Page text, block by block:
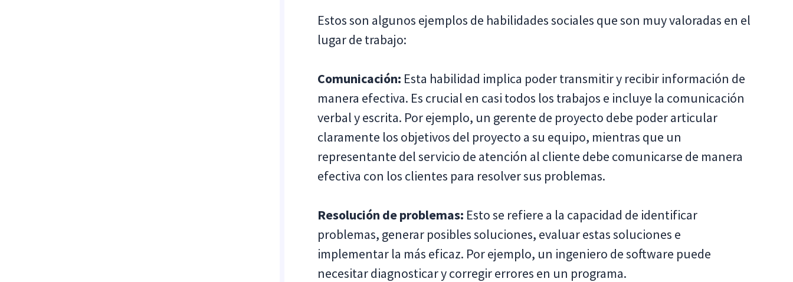
Estos son algunos ejemplos de habilidades sociales que son muy valoradas en el
lugar de trabajo:
Comunicación: Esta habilidad implica poder transmitir y recibir información de
manera efectiva. Es crucial en casi todos los trabajos e incluye la comunicación
verbal y escrita. Por ejemplo, un gerente de proyecto debe poder articular
claramente los objetivos del proyecto a su equipo, mientras que un
representante del servicio de atención al cliente debe comunicarse de manera
efectiva con los clientes para resolver sus problemas.
Resolución de problemas: Esto se refiere a la capacidad de identificar
problemas, generar posibles soluciones, evaluar estas soluciones e
implementar la más eficaz. Por ejemplo, un ingeniero de software puede
necesitar diagnosticar y corregir errores en un programa.